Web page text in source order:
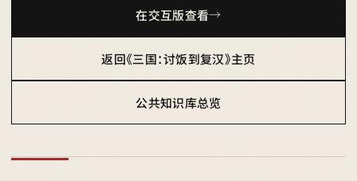
在交互版查看
返回《三国：讨饭到复汉》主页
公共知识库总览